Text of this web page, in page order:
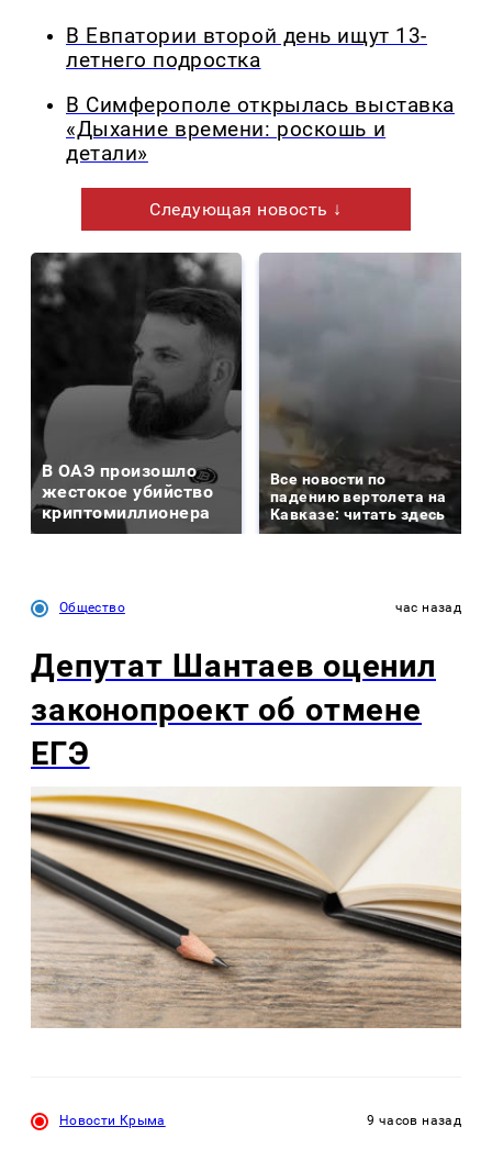
В Евпатории второй день ищут 13-
летнего подростка
В Симферополе открылась выставка
«Дыхание времени: роскошь и
детали»
Следующая новость ↓
В ОАЭ произошло
жестокое убийство
криптомиллионера
Все новости по
падению вертолета на
Кавказе: читать здесь
Общество час назад
Депутат Шантаев оценил
законопроект об отмене
ЕГЭ
Новости Крыма 9 часов назад